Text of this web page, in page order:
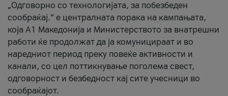
„Одговорно со технологијата, за побезбеден
сообраќај.“ е централната порака на кампањата,
која A1 Македонија и Министерството за внатрешни
работи ќе продолжат да ја комуницираат и во
наредниот период преку повеќе активности и
канали, со цел поттикнување поголема свест,
одговорност и безбедност кај сите учесници во
сообраќајот.